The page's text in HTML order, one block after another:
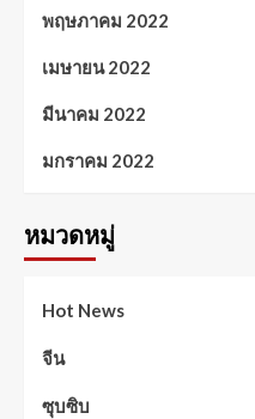
พฤษภาคม 2022
เมษายน 2022
มีนาคม 2022
มกราคม 2022
หมวดหมู่
Hot News
จีน
ซุบซิบ